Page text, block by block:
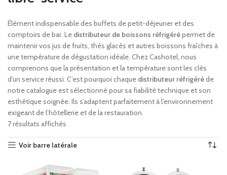
Élément indispensable des buffets de petit-déjeuner et des
comptoirs de bar. Le distributeur de boissons réfrigérépermet de
maintenir vos jus de fruits, thés glacés et autres boissons fraîches à
une température de dégustation idéale. Chez Cashotel, nous
comprenons que la présentation et la température sont les clés
d’un service réussi. C’est pourquoi chaque distributeur réfrigéréde
notre catalogue est sélectionné pour sa fiabilité technique et son
esthétique soignée. Ils s’adaptent parfaitement à l’environnement
exigeant de l’hôtellerie et de la restauration.
7 résultats affichés
Voir barre latérale